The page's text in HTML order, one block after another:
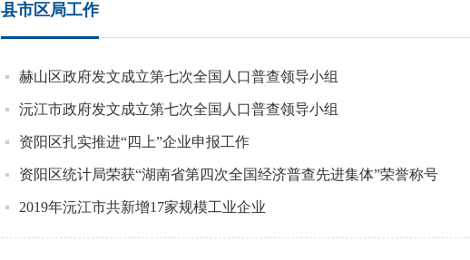
县市区局工作
赫山区政府发文成立第七次全国人口普查领导小组
沅江市政府发文成立第七次全国人口普查领导小组
资阳区扎实推进“四上”企业申报工作
资阳区统计局荣获“湖南省第四次全国经济普查先进集体”荣誉称号
2019年沅江市共新增17家规模工业企业